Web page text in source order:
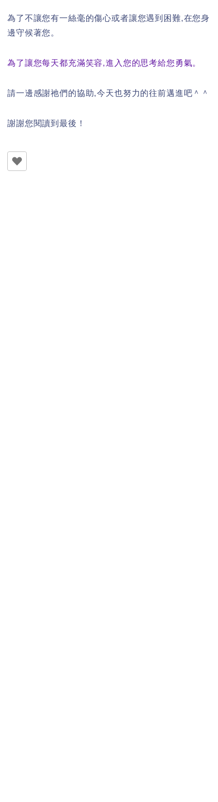
為了不讓您有一絲毫的傷心或者讓您遇到困難,在您身
邊守候著您。
為了讓您每天都充滿笑容,進入您的思考給您勇氣。
請一邊感謝祂們的協助,今天也努力的往前邁進吧＾＾
謝謝您閱讀到最後！